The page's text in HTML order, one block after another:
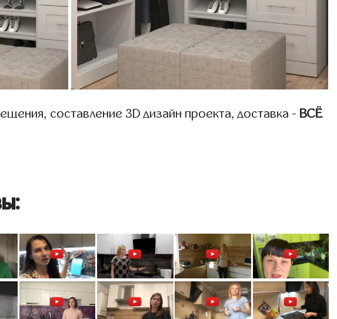
составление 3D дизайн проекта, доставка - ВСЁ